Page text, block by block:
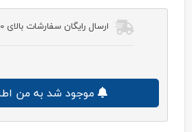
ارسال رایگان سفارشات بالای 30,000,000 تومان